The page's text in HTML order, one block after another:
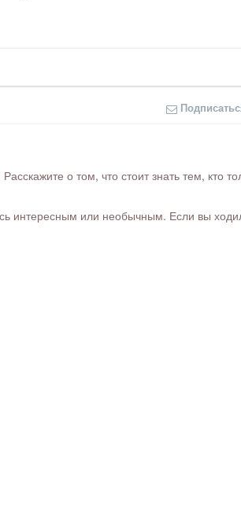
о том, что стоит знать тем, кто
интересным или необычным. Если вы